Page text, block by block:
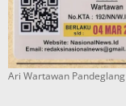
Ari Wartawan Pandeglang